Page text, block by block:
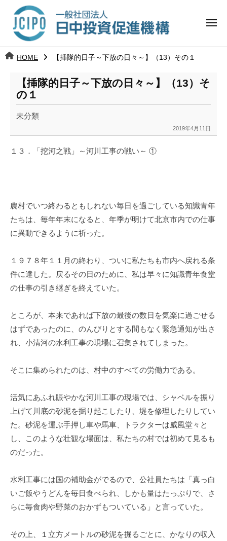
ツ 日
中
投
資
構
j
メ
HOME 【挿隊的日子～下放の日々～】（13）その１
【挿隊的日子～下放の日々～】（13）そ
の１
未分類
2019年4月11日
k
u
１３．「挖河之戦」～河川工事の戦い～ ①
農村でいつ終わるともしれない毎日を過ごしている知識青年
たちは、毎年年末になると、年季が明けて北京市内での仕事
に異動できるように祈った。
１９７８年１１月の終わり、ついに私たちも市内へ戻れる条
件に達した。戻るその日のために、私は早々に知識青年食堂
の仕事の引き継ぎを終えていた。
ところが、本来であれば下放の最後の数日を気楽に過ごせる
はずであったのに、のんびりとする間もなく緊急通知が出さ
れ、小清河の水利工事の現場に召集されてしまった。
そこに集められたのは、村中のすべての労働力である。
活気にあふれ賑やかな河川工事の現場では、シャベルを振り
上げて川底の砂泥を掘り起こしたり、堤を修理したりしてい
た。砂泥を運ぶ手押し車や馬車、トラクターは威風堂々と
し、このような壮観な場面は、私たちの村では初めて見るも
のだった。
水利工事には国の補助金がでるので、公社員たちは「真っ白
いご飯やうどんを毎日食べられ、しかも量はたっぷりで、さ
らに毎食肉や野菜のおかずもついている」と言っていた。
その上、１立方メートルの砂泥を掘るごとに、かなりの収入
日
中
資
進
機
構